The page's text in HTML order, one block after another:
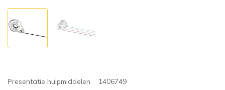
Presentatie hulpmiddelen 1406749